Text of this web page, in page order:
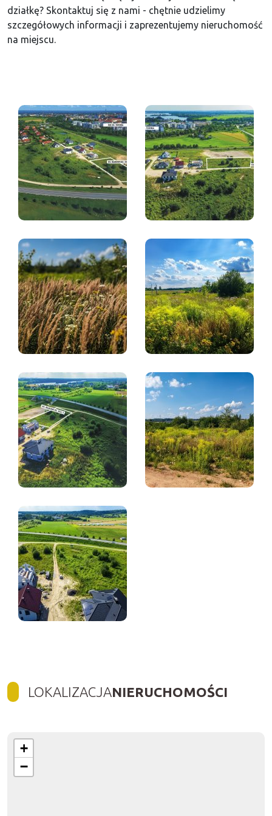
działkę? Skontaktuj się z nami - chętnie udzielimy
szczegółowych informacji i zaprezentujemy nieruchomość
na miejscu.
LOKALIZACJANIERUCHOMOŚCI
+
−